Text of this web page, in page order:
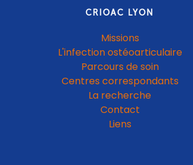
CRIOAC LYON
Missions
L'infection ostéoarticulaire
Parcours de soin
Centres correspondants
La recherche
Contact
Liens